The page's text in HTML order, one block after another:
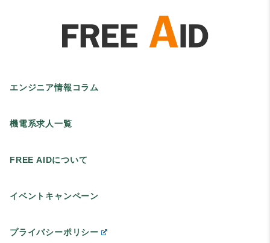
エンジニア情報コラム
機電系求人一覧
FREE AIDについて
イベントキャンペーン
プライバシーポリシー